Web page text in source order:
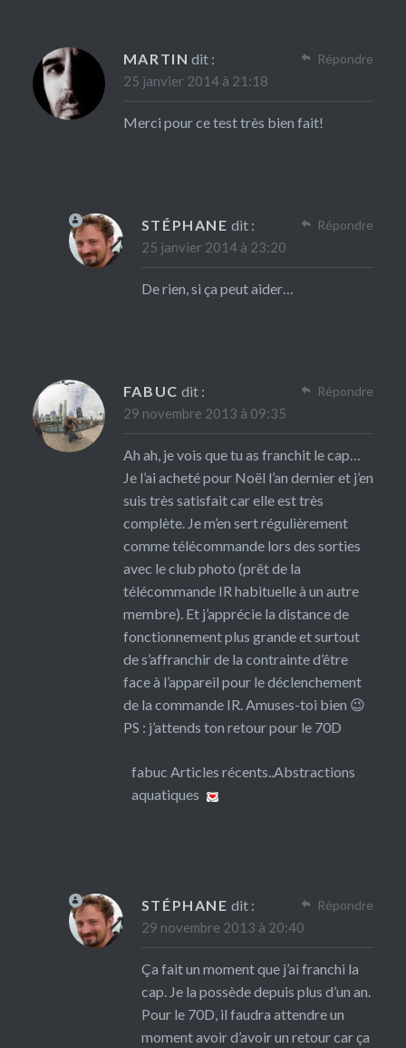
MARTIN dit :
25 janvier 2014 à 21:18
Merci pour ce test très bien fait!
Répondre
STÉPHANE dit :
25 janvier 2014 à 23:20
De rien, si ça peut aider…
Répondre
FABUC dit :
29 novembre 2013 à 09:35
Ah ah, je vois que tu as franchit le cap…
Je l’ai acheté pour Noël l’an dernier et j’en
suis très satisfait car elle est très
complète. Je m’en sert régulièrement
comme télécommande lors des sorties
avec le club photo (prêt de la
télécommande IR habituelle à un autre
membre). Et j’apprécie la distance de
fonctionnement plus grande et surtout
de s’affranchir de la contrainte d’être
face à l’appareil pour le déclenchement
de la commande IR. Amuses-toi bien 😉
PS : j’attends ton retour pour le 70D
fabuc Articles récents..Abstractions
aquatiques
Répondre
STÉPHANE dit :
29 novembre 2013 à 20:40
Ça fait un moment que j’ai franchi la
cap. Je la possède depuis plus d’un an.
Pour le 70D, il faudra attendre un
moment avoir d’avoir un retour car ça
Répondre